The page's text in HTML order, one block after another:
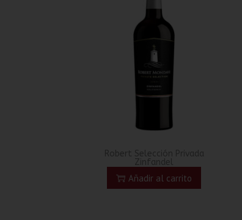
Añadir al carrito